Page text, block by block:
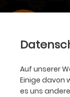
Auf unserer
Einige davon
es uns